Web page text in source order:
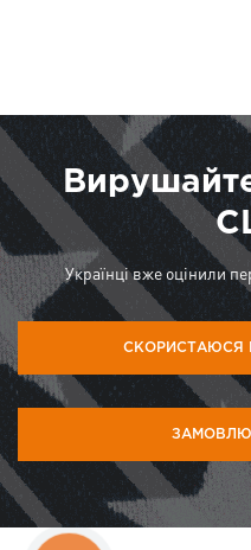
Українці вже оцінили
СКОРИСТАЮСЯ
ЗАМОВЛЮ